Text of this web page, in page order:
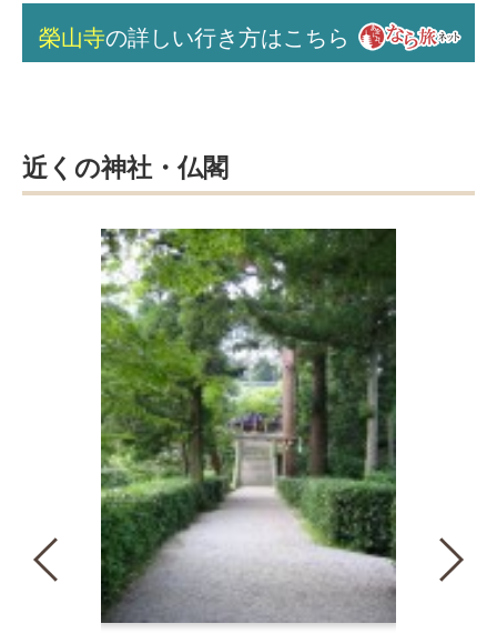
榮山寺の詳しい行き方はこちら
近くの神社・仏閣